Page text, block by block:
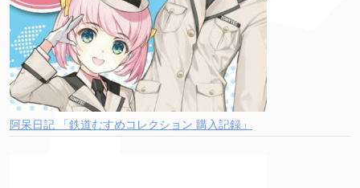
阿呆日記 「鉄道むすめコレクション 購入記録」